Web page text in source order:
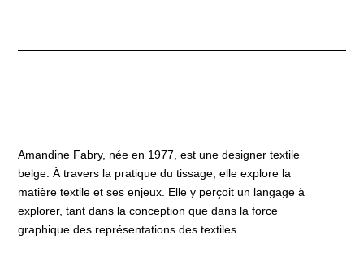
Amandine Fabry, née en 1977, est une designer textile
belge. À travers la pratique du tissage, elle explore la
matière textile et ses enjeux. Elle y perçoit un langage à
explorer, tant dans la conception que dans la force
graphique des représentations des textiles.